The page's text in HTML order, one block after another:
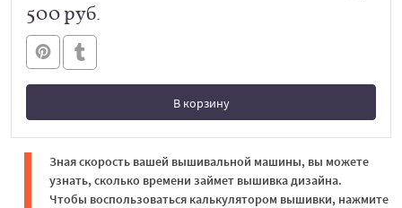
500 руб.
В корзину
В корзине
Зная скорость вашей вышивальной машины, вы можете
узнать, сколько времени займет вышивка дизайна.
Чтобы воспользоваться калькулятором вышивки, нажмите